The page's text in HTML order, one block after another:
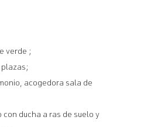
verde ;
plazas;
acogedora sala de
con ducha a ras de suelo y